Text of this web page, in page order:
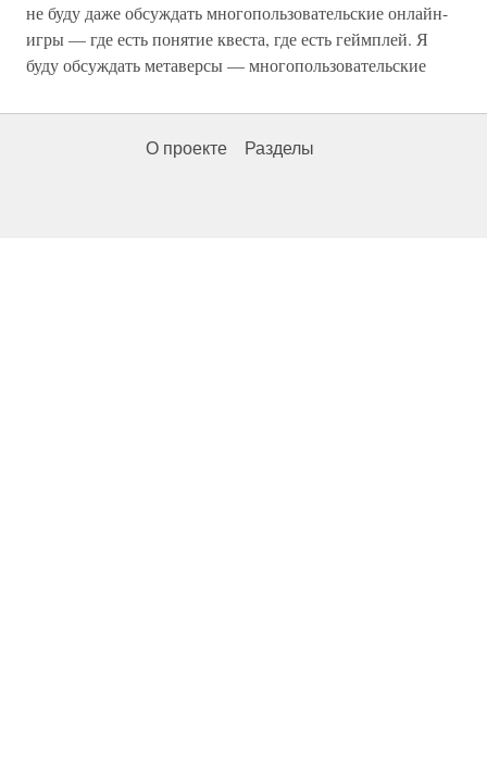
не буду даже обсуждать многопользовательские онлайн-
игры — где есть понятие квеста, где есть геймплей. Я
буду обсуждать метаверсы — многопользовательские
О проекте Разделы